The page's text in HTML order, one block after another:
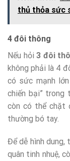
thủ thỏa sức
4 đôi thông
Nếu hỏi 3 đôi
không phải là 4
có sức mạnh
chiến bại” trong
còn có thể chặt
thường bó tay.
Để dễ hình
quân tinh nhuệ,